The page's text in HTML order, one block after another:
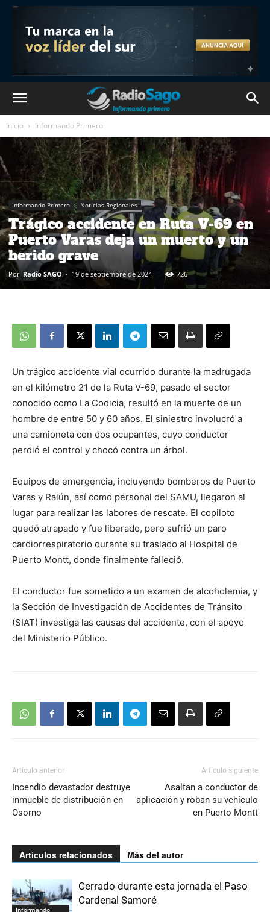
Inicio Informando Primero
Informando Primero Noticias Regionales
Trágico accidente en Ruta V-69 en
Puerto Varas deja un muerto y un
herido grave
Por Radio SAGO - 19 de septiembre de 2024 726
Un trágico accidente vial ocurrido durante la madrugada
en el kilómetro 21 de la Ruta V-69, pasado el sector
conocido como La Codicia, resultó en la muerte de un
hombre de entre 50 y 60 años. El siniestro involucró a
una camioneta con dos ocupantes, cuyo conductor
perdió el control y chocó contra un árbol.
Equipos de emergencia, incluyendo bomberos de Puerto
Varas y Ralún, así como personal del SAMU, llegaron al
lugar para realizar las labores de rescate. El copiloto
quedó atrapado y fue liberado, pero sufrió un paro
cardiorrespiratorio durante su traslado al Hospital de
Puerto Montt, donde finalmente falleció.
El conductor fue sometido a un examen de alcoholemia, y
la Sección de Investigación de Accidentes de Tránsito
(SIAT) investiga las causas del accidente, con el apoyo
del Ministerio Público.
Artículo anterior
Incendio devastador destruye
inmueble de distribución en
Osorno
Artículo siguiente
Asaltan a conductor de
aplicación y roban su vehículo
en Puerto Montt
Artículos relacionados Más del autor
Informando
Cerrado durante esta jornada el Paso
Cardenal Samoré